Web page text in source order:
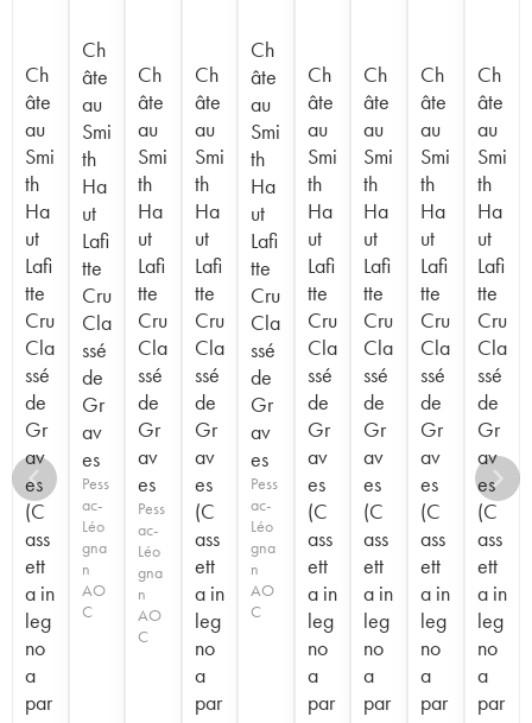
Ch
âte
au
Smi
th
Ha
ut
Lafi
tte
Cru
Cla
ssé
de
Gr
av
es
(C
ass
ett
a in
leg
no
a
par
Ch
âte
au
Smi
th
Ha
ut
Lafi
tte
Cru
Cla
ssé
de
Gr
av
es
Pess
ac-
Léo
gna
n
AO
C
Ch
âte
au
Smi
th
Ha
ut
Lafi
tte
Cru
Cla
ssé
de
Gr
av
es
Pess
ac-
Léo
gna
n
AO
C
Ch
âte
au
Smi
th
Ha
ut
Lafi
tte
Cru
Cla
ssé
de
Gr
av
es
(C
ass
ett
a in
leg
no
a
par
Ch
âte
au
Smi
th
Ha
ut
Lafi
tte
Cru
Cla
ssé
de
Gr
av
es
Pess
ac-
Léo
gna
n
AO
C
Ch
âte
au
Smi
th
Ha
ut
Lafi
tte
Cru
Cla
ssé
de
Gr
av
es
(C
ass
ett
a in
leg
no
a
par
Ch
âte
au
Smi
th
Ha
ut
Lafi
tte
Cru
Cla
ssé
de
Gr
av
es
(C
ass
ett
a in
leg
no
a
par
Ch
âte
au
Smi
th
Ha
ut
Lafi
tte
Cru
Cla
ssé
de
Gr
av
es
(C
ass
ett
a in
leg
no
a
par
Ch
âte
au
Smi
th
Ha
ut
Lafi
tte
Cru
Cla
ssé
de
Gr
av
es
(C
ass
ett
a in
leg
no
a
par